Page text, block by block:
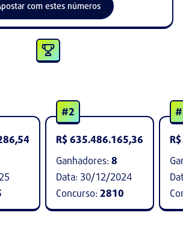
com estes números
#2
R$ 635.486.165,36
Ganhadores: 8
Data: 30/12/2024
Concurso: 2810